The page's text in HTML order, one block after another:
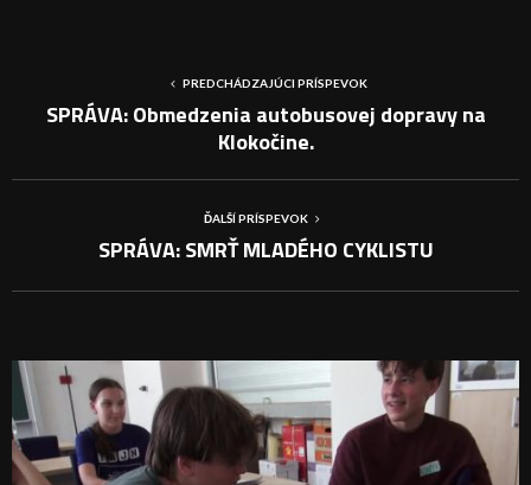
PREDCHÁDZAJÚCI PRÍSPEVOK
SPRÁVA: Obmedzenia autobusovej dopravy na
Klokočine.
ĎALŠÍ PRÍSPEVOK
SPRÁVA: SMRŤ MLADÉHO CYKLISTU